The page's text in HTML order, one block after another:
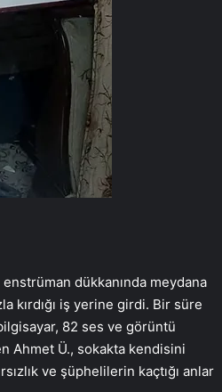
dükkanında meydana
kırdığı iş yerine girdi. Bir süre
82 ses ve görüntü
Ahmet Ü., sokakta kendisini
ve şüphelilerin kaçtığı anlar